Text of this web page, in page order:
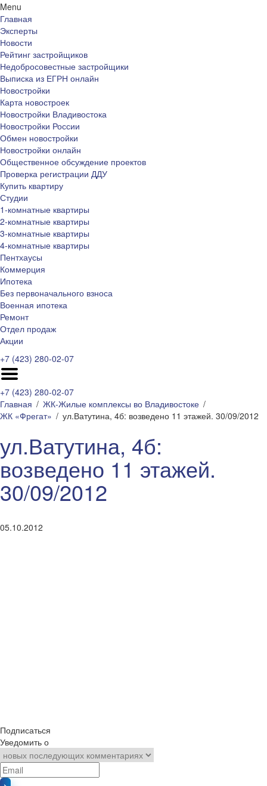
Menu
Главная
Эксперты
Новости
Рейтинг застройщиков
Недобросовестные застройщики
Выписка из ЕГРН онлайн
Новостройки
Карта новостроек
Новостройки Владивостока
Новостройки России
Обмен новостройки
Новостройки онлайн
Общественное обсуждение проектов
Проверка регистрации ДДУ
Купить квартиру
Студии
1-комнатные квартиры
2-комнатные квартиры
3-комнатные квартиры
4-комнатные квартиры
Пентхаусы
Коммерция
Ипотека
Без первоначального взноса
Военная ипотека
Ремонт
Отдел продаж
Акции
+7 (423) 280-02-07
+7 (423) 280-02-07
Главная
ЖК-Жилые комплексы во Владивостоке
ЖК «Фрегат»
ул.Ватутина, 4б: возведено 11 этажей. 30/09/2012
ул.Ватутина, 4б:
возведено 11 этажей.
30/09/2012
05.10.2012
Подписаться
Уведомить о